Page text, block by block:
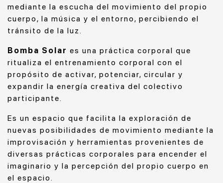
mediante la escucha del movimiento del propio
cuerpo, la música y el entorno, percibiendo el
tránsito de la luz.
Bomba Solar es una práctica corporal que
ritualiza el entrenamiento corporal con el
propósito de activar, potenciar, circular y
expandir la energía creativa del colectivo
participante.
Es un espacio que facilita la exploración de
nuevas posibilidades de movimiento mediante la
improvisación y herramientas provenientes de
diversas prácticas corporales para encender el
imaginario y la percepción del propio cuerpo en
el espacio.